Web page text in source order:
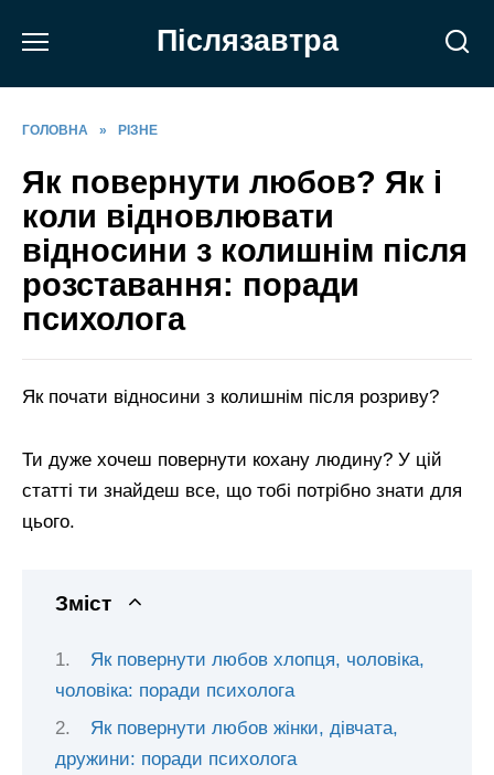
Післязавтра
ГОЛОВНА » РІЗНЕ
Як повернути любов? Як і
коли відновлювати
відносини з колишнім після
розставання: поради
психолога
Як почати відносини з колишнім після розриву?
Ти дуже хочеш повернути кохану людину? У цій
статті ти знайдеш все, що тобі потрібно знати для
цього.
Зміст
Як повернути любов хлопця, чоловіка,
чоловіка: поради психолога
Як повернути любов жінки, дівчата,
дружини: поради психолога